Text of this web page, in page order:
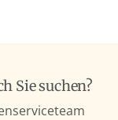
Sie suchen?